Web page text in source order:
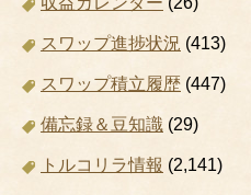
スワップ進捗状況 (413)
スワップ積立履歴 (447)
備忘録＆豆知識 (29)
トルコリラ情報 (2,141)